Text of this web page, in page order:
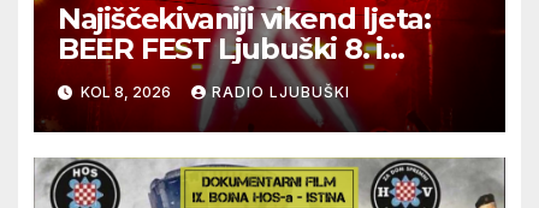
Najiščekivaniji vikend ljeta:
BEER FEST Ljubuški 8. i
9.kolovoza
KOL 8, 2026 RADIO LJUBUŠKI